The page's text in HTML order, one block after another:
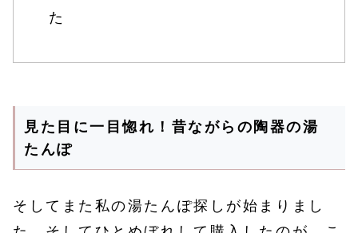
た
見た目に一目惚れ！昔ながらの陶器の湯
たんぽ
そしてまた私の湯たんぽ探しが始まりまし